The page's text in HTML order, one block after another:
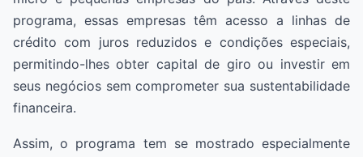
programa, essas empresas têm acesso a linhas de
crédito com juros reduzidos e condições especiais,
permitindo-lhes obter capital de giro ou investir em
seus negócios sem comprometer sua sustentabilidade
financeira.
Assim, o programa tem se mostrado especialmente